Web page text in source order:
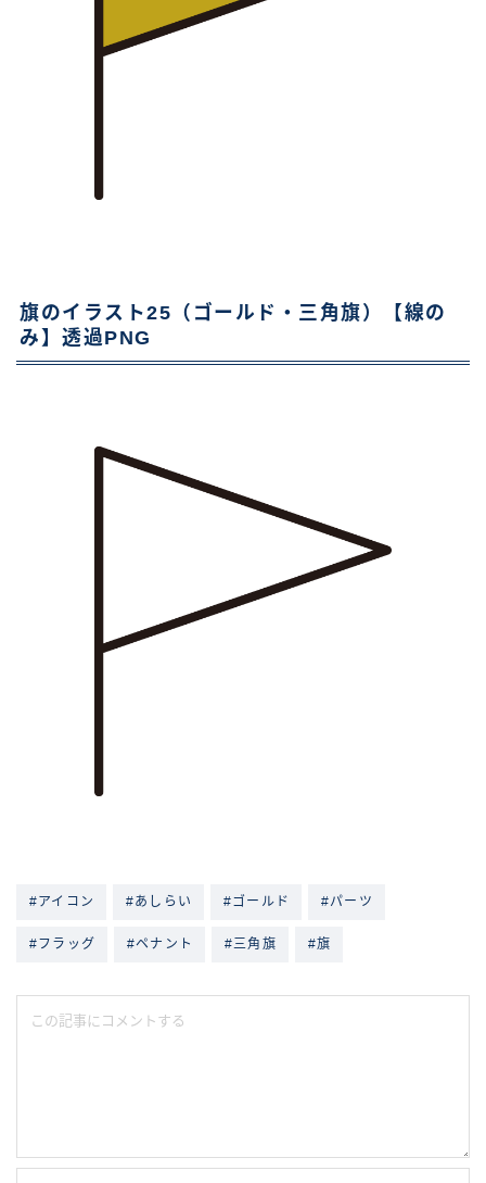
旗のイラスト25（ゴールド・三角旗）【線の
み】透過PNG
#アイコン #あしらい #ゴールド #パーツ
#フラッグ #ペナント #三角旗 #旗